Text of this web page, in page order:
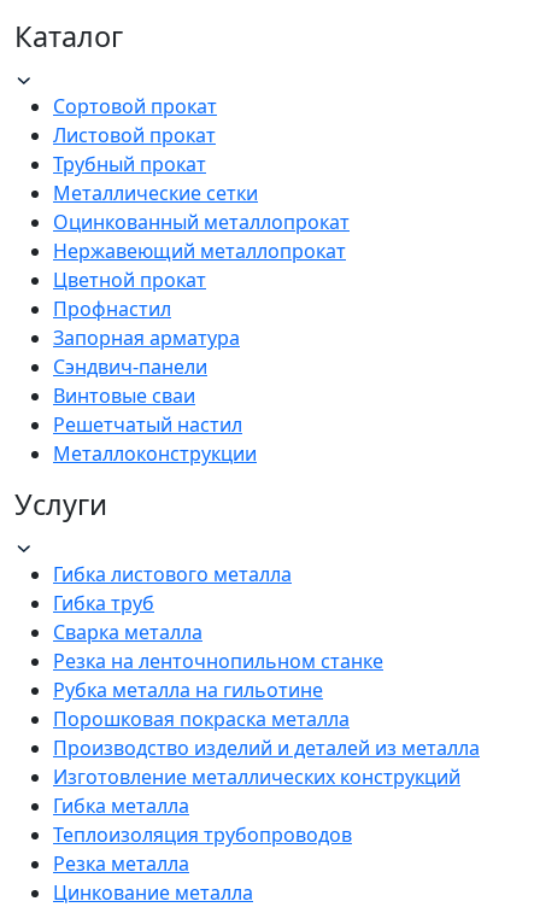
Каталог
Сортовой прокат
Листовой прокат
Трубный прокат
Металлические сетки
Оцинкованный металлопрокат
Нержавеющий металлопрокат
Цветной прокат
Профнастил
Запорная арматура
Сэндвич-панели
Винтовые сваи
Решетчатый настил
Металлоконструкции
Услуги
Гибка листового металла
Гибка труб
Сварка металла
Резка на ленточнопильном станке
Рубка металла на гильотине
Порошковая покраска металла
Производство изделий и деталей из металла
Изготовление металлических конструкций
Гибка металла
Теплоизоляция трубопроводов
Резка металла
Цинкование металла